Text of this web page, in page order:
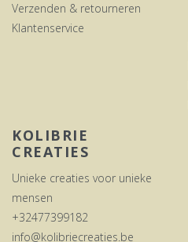
Verzenden & retourneren
Klantenservice
KOLIBRIE
CREATIES
Unieke creaties voor unieke
mensen
+32477399182
info@kolibriecreaties.be